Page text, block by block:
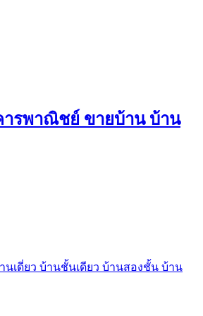
ารพาณิชย์ ขายบ้าน บ้าน
เดี่ยว บ้านชั้นเดียว บ้านสองชั้น บ้าน